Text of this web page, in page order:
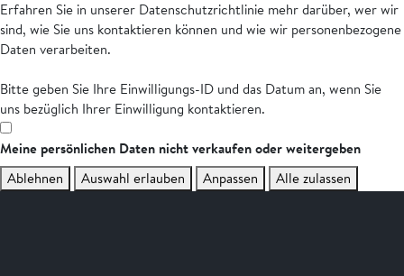
Erfahren Sie in unserer Datenschutzrichtlinie mehr darüber, wer wir
sind, wie Sie uns kontaktieren können und wie wir personenbezogene
Daten verarbeiten.
Bitte geben Sie Ihre Einwilligungs-ID und das Datum an, wenn Sie
uns bezüglich Ihrer Einwilligung kontaktieren.
Meine persönlichen Daten nicht verkaufen oder weitergeben
Ablehnen
Auswahl erlauben Anpassen Alle zulassen